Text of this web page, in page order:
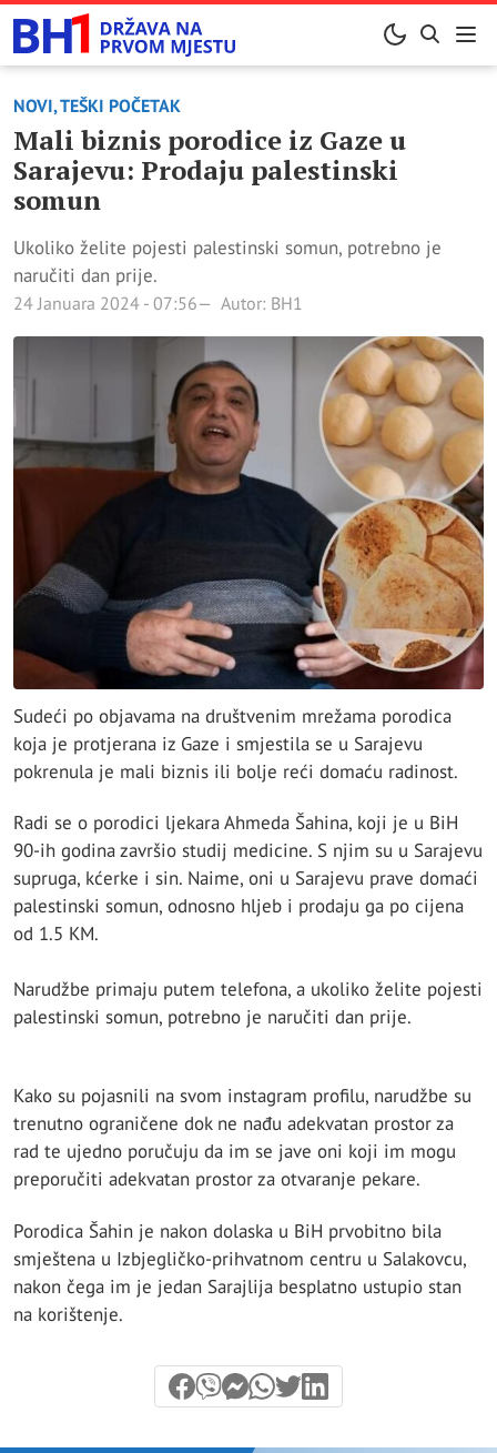
NOVI, TEŠKI POČETAK
Mali biznis porodice iz Gaze u
Sarajevu: Prodaju palestinski
somun
Ukoliko želite pojesti palestinski somun, potrebno je
naručiti dan prije.
24 Januara 2024 - 07:56 Autor: BH1
Sudeći po objavama na društvenim mrežama porodica
koja je protjerana iz Gaze i smjestila se u Sarajevu
pokrenula je mali biznis ili bolje reći domaću radinost.
Radi se o porodici ljekara Ahmeda Šahina, koji je u BiH
90-ih godina završio studij medicine. S njim su u Sarajevu
supruga, kćerke i sin. Naime, oni u Sarajevu prave domaći
palestinski somun, odnosno hljeb i prodaju ga po cijena
od 1.5 KM.
Narudžbe primaju putem telefona, a ukoliko želite pojesti
palestinski somun, potrebno je naručiti dan prije.
Kako su pojasnili na svom instagram profilu, narudžbe su
trenutno ograničene dok ne nađu adekvatan prostor za
rad te ujedno poručuju da im se jave oni koji im mogu
preporučiti adekvatan prostor za otvaranje pekare.
Porodica Šahin je nakon dolaska u BiH prvobitno bila
smještena u Izbjegličko-prihvatnom centru u Salakovcu,
nakon čega im je jedan Sarajlija besplatno ustupio stan
na korištenje.